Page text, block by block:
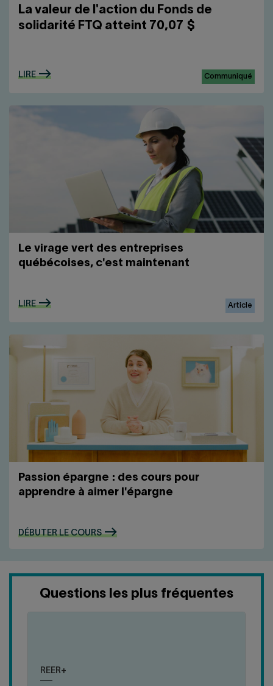
La valeur de l'action du Fonds de
solidarité FTQ atteint 70,07 $
LIRE Communiqué
Le virage vert des entreprises
québécoises, c'est maintenant
LIRE Article
Passion épargne : des cours pour
apprendre à aimer l'épargne
DÉBUTER LE COURS
Questions les plus fréquentes
REER+
vous donner une économie d'impôt variant entre